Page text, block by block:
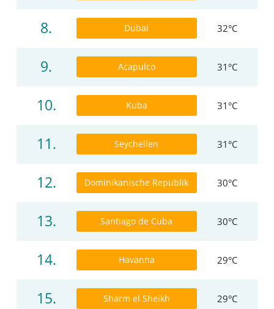
8. Dubai 32°C
9. Acapulco 31°C
10. Kuba 31°C
11. Seychellen 31°C
12. Dominikanische Republik 30°C
13. Santiago de Cuba 30°C
14. Havanna 29°C
15. Sharm el Sheikh 29°C